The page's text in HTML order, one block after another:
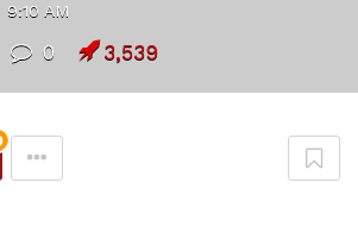
AM
0 3,539